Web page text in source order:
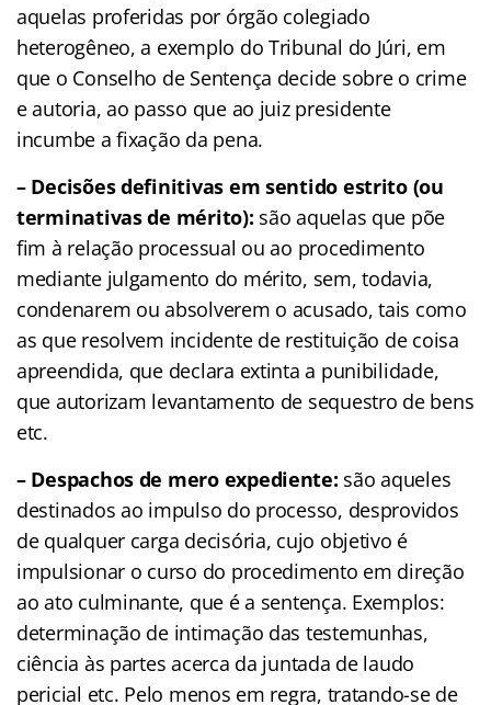
aquelas proferidas por órgão colegiado
heterogêneo, a exemplo do Tribunal do Júri, em
que o Conselho de Sentença decide sobre o crime
e autoria, ao passo que ao juiz presidente
incumbe a fixação da pena.
– Decisões definitivas em sentido estrito (ou
terminativas de mérito): são aquelas que põe
fim à relação processual ou ao procedimento
mediante julgamento do mérito, sem, todavia,
condenarem ou absolverem o acusado, tais como
as que resolvem incidente de restituição de coisa
apreendida, que declara extinta a punibilidade,
que autorizam levantamento de sequestro de bens
etc.
– Despachos de mero expediente: são aqueles
destinados ao impulso do processo, desprovidos
de qualquer carga decisória, cujo objetivo é
impulsionar o curso do procedimento em direção
ao ato culminante, que é a sentença. Exemplos:
determinação de intimação das testemunhas,
ciência às partes acerca da juntada de laudo
pericial etc. Pelo menos em regra, tratando-se de